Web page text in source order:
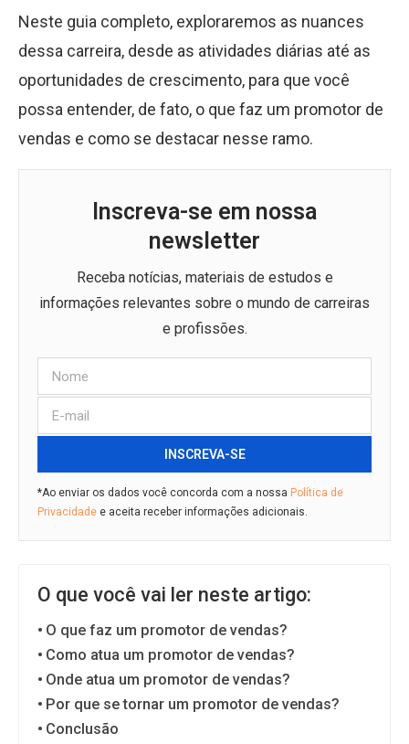
Neste guia completo, exploraremos as nuances
dessa carreira, desde as atividades diárias até as
oportunidades de crescimento, para que você
possa entender, de fato, o que faz um promotor de
vendas e como se destacar nesse ramo.
Inscreva-se em nossa
newsletter
Receba notícias, materiais de estudos e
informações relevantes sobre o mundo de carreiras
e profissões.
INSCREVA-SE
*Ao enviar os dados você concorda com a nossa Política de
Privacidade e aceita receber informações adicionais.
O que você vai ler neste artigo:
O que faz um promotor de vendas?
Como atua um promotor de vendas?
Onde atua um promotor de vendas?
Por que se tornar um promotor de vendas?
Conclusão